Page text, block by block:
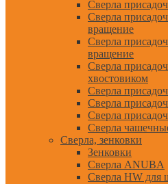
Сверла
Сверла
вращение
Сверла
вращение
Сверла
хвостовиком
Сверла
Сверла
Сверла
Сверла
Сверла, зенковки
Зенковки
Сверла ANUBA
Сверла HW для